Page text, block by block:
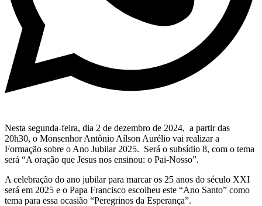
Nesta segunda-feira, dia 2 de dezembro de 2024, a partir das
20h30, o Monsenhor Antônio Aílson Aurélio vai realizar a
Formação sobre o Ano Jubilar 2025. Será o subsídio 8, com o tema
será “A oração que Jesus nos ensinou: o Pai-Nosso”.
A celebração do ano jubilar para marcar os 25 anos do século XXI
será em 2025 e o Papa Francisco escolheu este “Ano Santo” como
tema para essa ocasião “Peregrinos da Esperança”.